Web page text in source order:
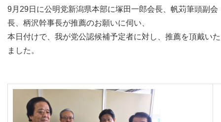
9月29日に公明党新潟県本部に塚田一郎会長、帆苅筆頭副会
長、柄沢幹事長が推薦のお願いに伺い、
本日付けで、我が党公認候補予定者に対し、推薦を頂戴い
ました。